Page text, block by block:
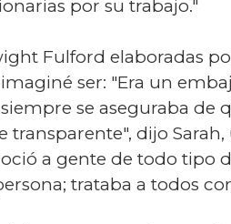
por su trabajo."
Fulford elaboradas
ser: "Era un
se aseguraba de
dijo
a gente de todo tipo
trataba a todos